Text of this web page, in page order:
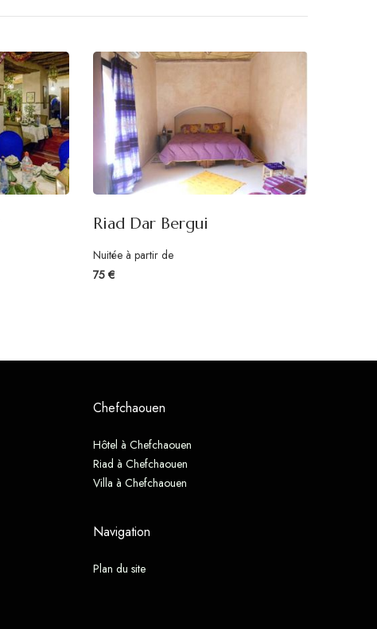
Riad Dar Bergui
Nuitée à partir de
75 €
Chefchaouen
Hôtel à Chefchaouen
Riad à Chefchaouen
Villa à Chefchaouen
Navigation
Plan du site